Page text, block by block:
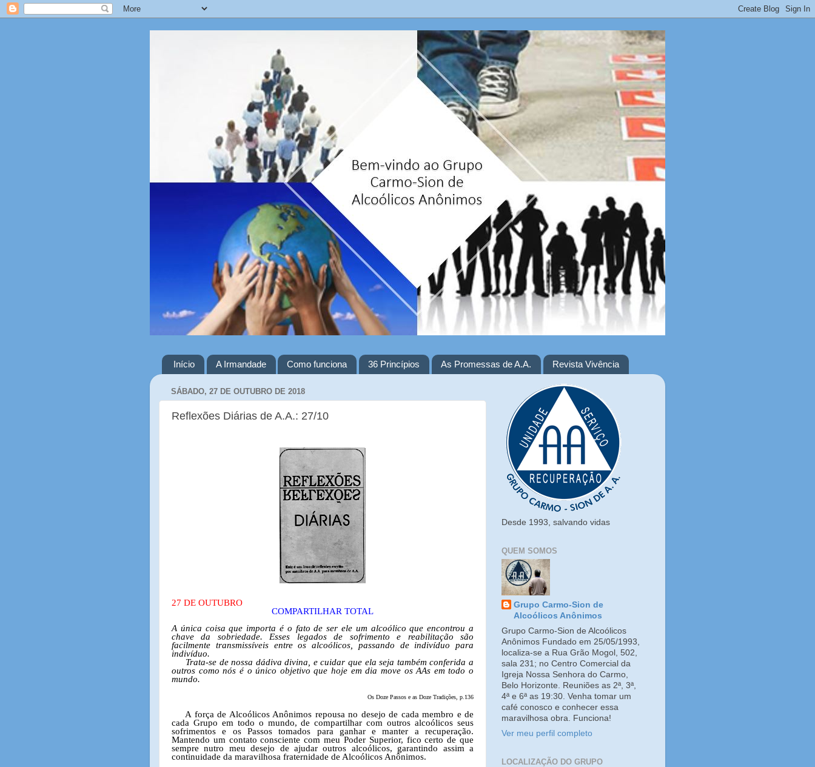
Início A Irmandade Como funciona 36 Princípios As Promessas de A.A. Revista Vivência
SÁBADO, 27 DE OUTUBRO DE 2018
Reflexões Diárias de A.A.: 27/10
27 DE OUTUBRO
COMPARTILHAR TOTAL
A única coisa que importa é o fato de ser ele um alcoólico que encontrou a
chave da sobriedade. Esses legados de sofrimento e reabilitação são
facilmente transmissíveis entre os alcoólicos, passando de indivíduo para
indivíduo.
Trata-se de nossa dádiva divina, e cuidar que ela seja também conferida a
outros como nós é o único objetivo que hoje em dia move os AAs em todo o
mundo.
Os Doze Passos e as Doze Tradições, p.136
A força de Alcoólicos Anônimos repousa no desejo de cada membro e de
cada Grupo em todo o mundo, de compartilhar com outros alcoólicos seus
sofrimentos e os Passos tomados para ganhar e manter a recuperação.
Mantendo um contato consciente com meu Poder Superior, fico certo de que
sempre nutro meu desejo de ajudar outros alcoólicos, garantindo assim a
continuidade da maravilhosa fraternidade de Alcoólicos Anônimos.
Desde 1993, salvando vidas
QUEM SOMOS
Grupo Carmo-Sion de
Alcoólicos Anônimos
Grupo Carmo-Sion de Alcoólicos
Anônimos Fundado em 25/05/1993,
localiza-se a Rua Grão Mogol, 502,
sala 231; no Centro Comercial da
Igreja Nossa Senhora do Carmo,
Belo Horizonte. Reuniões as 2ª, 3ª,
4ª e 6ª as 19:30. Venha tomar um
café conosco e conhecer essa
maravilhosa obra. Funciona!
Ver meu perfil completo
LOCALIZAÇÃO DO GRUPO